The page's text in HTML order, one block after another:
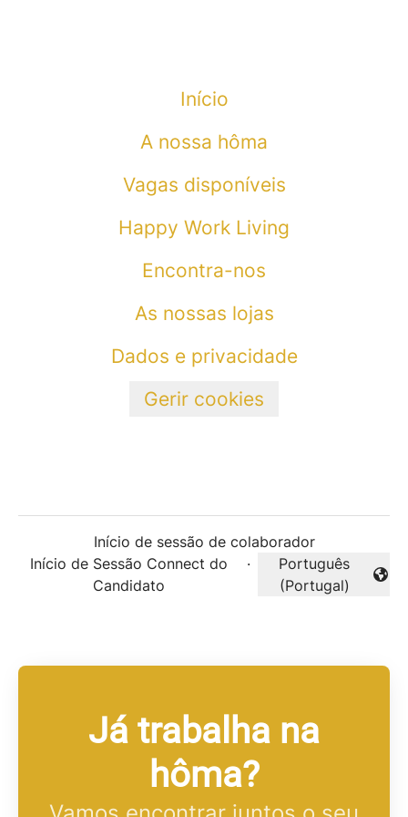
Início
A nossa hôma
Vagas disponíveis
Happy Work Living
Encontra-nos
As nossas lojas
Dados e privacidade
Gerir cookies
Início de sessão de colaborador
Início de Sessão Connect do
Candidato
·
Alterar idioma
Português
(Portugal)
Já trabalha na
hôma?